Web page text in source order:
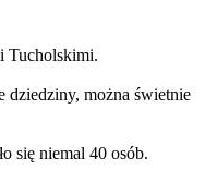
Tucholskimi.
dziedziny, można świetnie
się niemal 40 osób.